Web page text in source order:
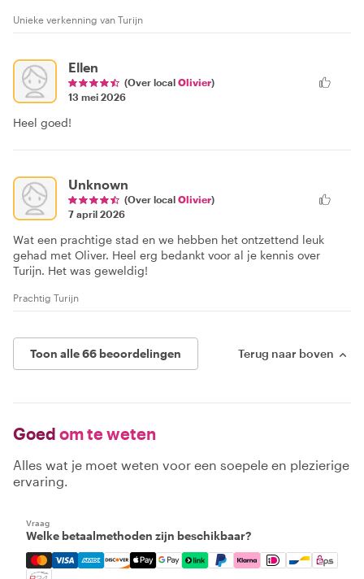
Unieke verkenning van Turijn
Ellen
(Over local Olivier)
13 mei 2026
Heel goed!
Unknown
(Over local Olivier)
7 april 2026
Wat een prachtige stad en we hebben het ontzettend leuk
gehad met Oliver. Heel erg bedankt voor al je kennis over
Turijn. Het was geweldig!
Prachtig Turijn
Toon alle 66 beoordelingen Terug naar boven
Goed om te weten
Alles wat je moet weten voor een soepele en plezierige
ervaring.
Vraag
Welke betaalmethoden zijn beschikbaar?
Mastercard, Visa, Amex, Discover, Apple Pay, Google